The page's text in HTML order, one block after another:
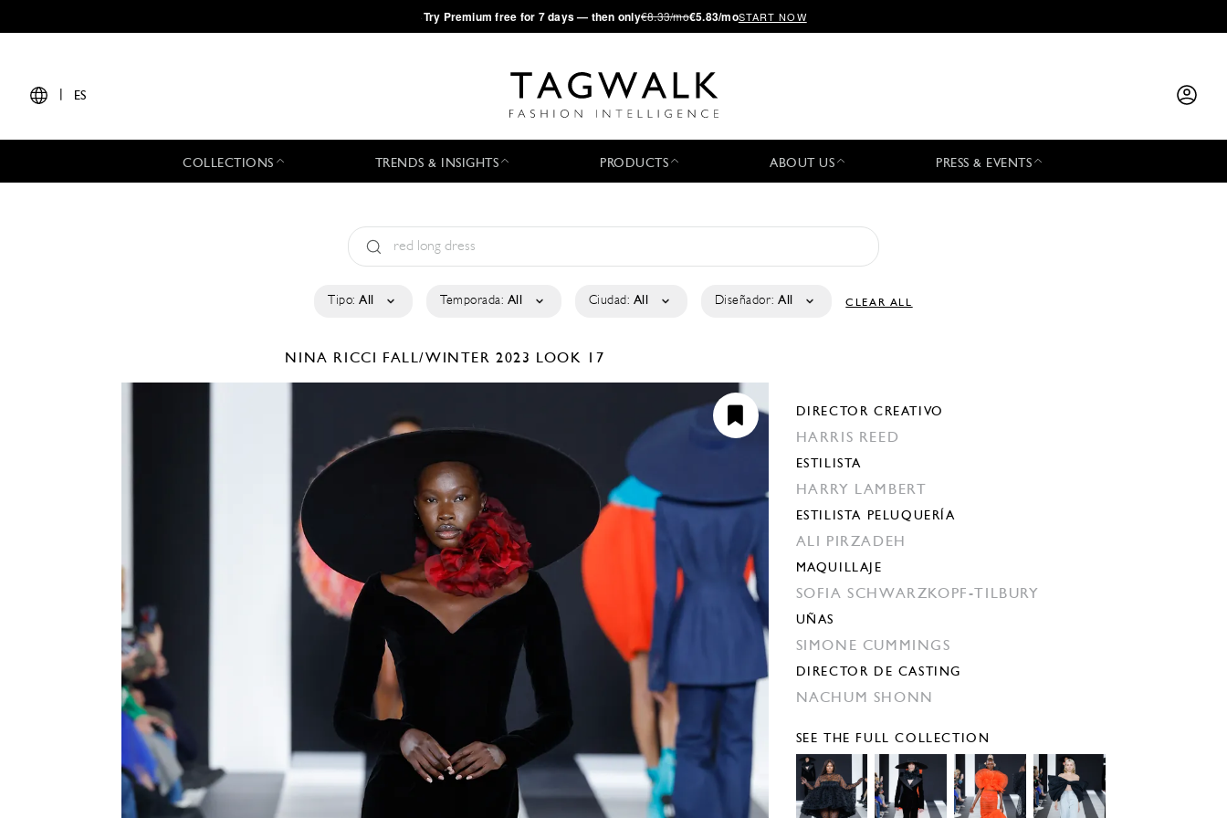
·Try Premium free for 7 days — then only€8.33/mo€5.83/moSTART NOW
ES
COLLECTIONS TRENDS & INSIGHTS PRODUCTS ABOUT US PRESS & EVENTS
Tipo: All Temporada: All Ciudad: All Diseñador: All CLEAR ALL
NINA RICCI FALL/WINTER 2023 LOOK 17
DIRECTOR CREATIVO
HARRIS REED
ESTILISTA
HARRY LAMBERT
ESTILISTA PELUQUERÍA
ALI PIRZADEH
MAQUILLAJE
SOFIA SCHWARZKOPF-TILBURY
UÑAS
SIMONE CUMMINGS
DIRECTOR DE CASTING
NACHUM SHONN
SEE THE FULL COLLECTION